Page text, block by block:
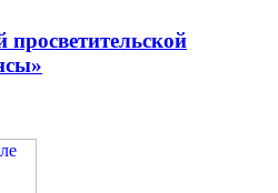
просветительской